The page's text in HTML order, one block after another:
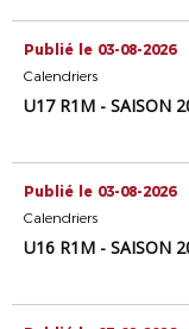
Publié le 03-08-2026
Calendriers
U17 R1M - SAISON
Publié le 03-08-2026
Calendriers
U16 R1M - SAISON